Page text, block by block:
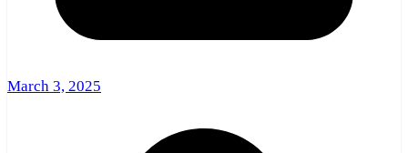
March 3, 2025